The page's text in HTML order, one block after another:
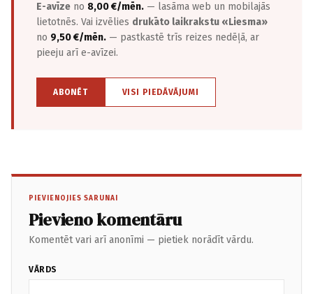
E-avīze no 8,00 €/mēn. — lasāma web un mobilajās
lietotnēs. Vai izvēlies drukāto laikrakstu «Liesma»
no 9,50 €/mēn. — pastkastē trīs reizes nedēļā, ar
pieeju arī e-avīzei.
ABONĒT VISI PIEDĀVĀJUMI
PIEVIENOJIES SARUNAI
Pievieno komentāru
Komentēt vari arī anonīmi — pietiek norādīt vārdu.
VĀRDS